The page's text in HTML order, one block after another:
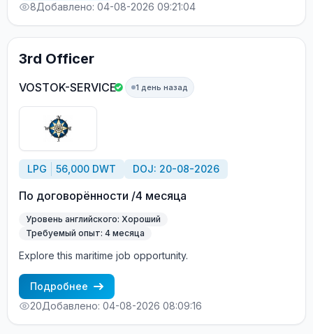
8Добавлено: 04-08-2026 09:21:04
3rd Officer
VOSTOK-SERVICE 1 день назад
LPG 56,000 DWT DOJ: 20-08-2026
По договорённости /4 месяца
Уровень английского: Хороший
Требуемый опыт: 4 месяца
Explore this maritime job opportunity.
Подробнее
20Добавлено: 04-08-2026 08:09:16